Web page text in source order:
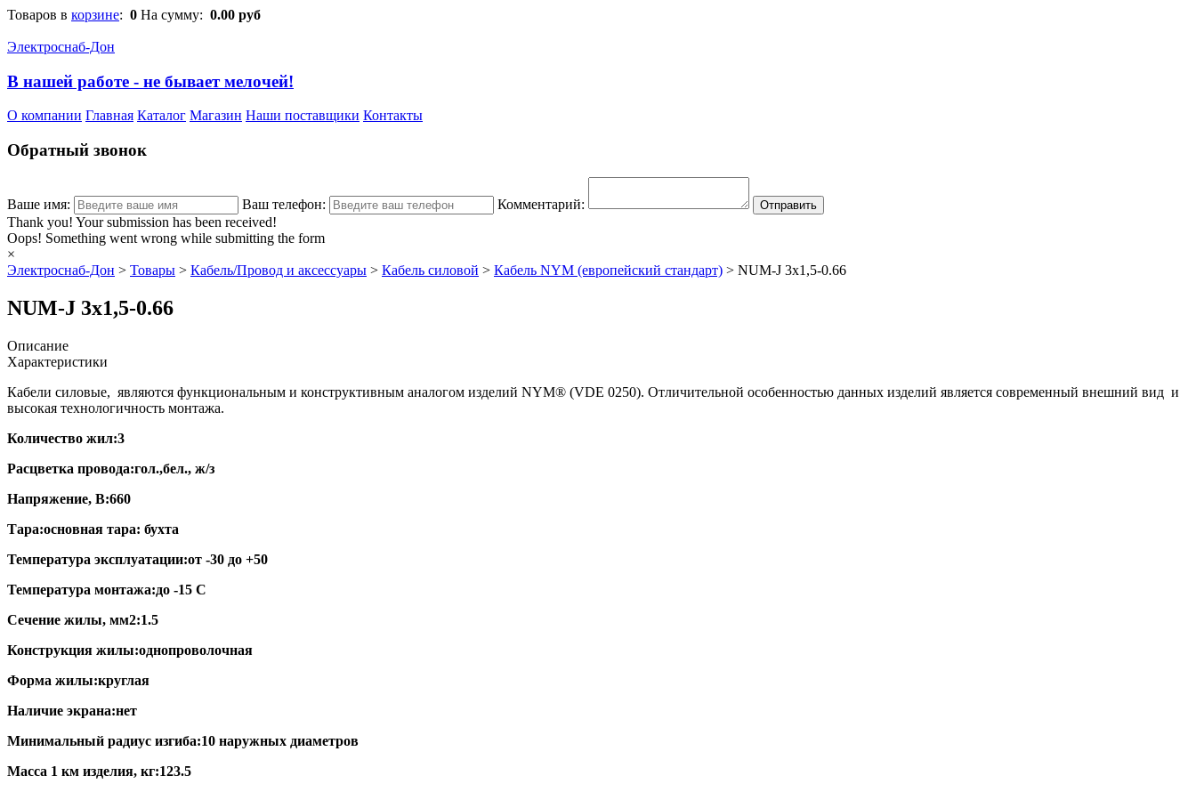
Товаров в корзине: 0 На сумму: 0.00 руб
Электроснаб-Дон
В нашей работе - не бывает мелочей!
О компании Главная Каталог Магазин Наши поставщики Контакты
Обратный звонок
Ваше имя: Ваш телефон:
Комментарий:
Thank you! Your submission has been received!
Oops! Something went wrong while submitting the form
×
Электроснаб-Дон > Товары > Кабель/Провод и аксессуары > Кабель силовой > Кабель NYM (европейский стандарт) > NUM-J 3х1,5-0.66
NUM-J 3х1,5-0.66
Описание
Характеристики
Кабели силовые, являются функциональным и конструктивным аналогом изделий NYM® (VDE 0250). Отличительной особенностью данных изделий является современный внешний вид и
высокая технологичность монтажа.
Количество жил:3
Расцветка провода:гол.,бел., ж/з
Напряжение, В:660
Тара:основная тара: бухта
Температура эксплуатации:от -30 до +50
Температура монтажа:до -15 С
Сечение жилы, мм2:1.5
Конструкция жилы:однопроволочная
Форма жилы:круглая
Наличие экрана:нет
Минимальный радиус изгиба:10 наружных диаметров
Масса 1 км изделия, кг:123.5